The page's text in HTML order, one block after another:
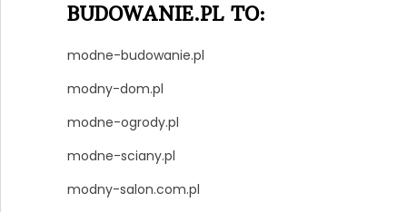
BUDOWANIE.PL TO:
modne-budowanie.pl
modny-dom.pl
modne-ogrody.pl
modne-sciany.pl
modny-salon.com.pl